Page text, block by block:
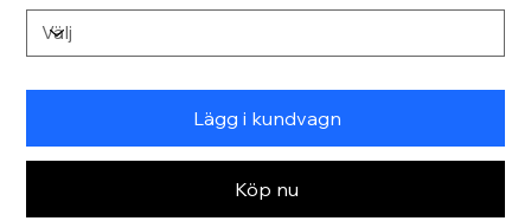
Lägg i kundvagn
Köp nu